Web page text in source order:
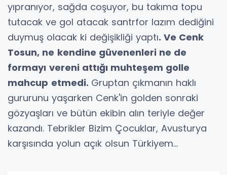
yıpranıyor, sağda coşuyor, bu takıma topu
tutacak ve gol atacak santrfor lazım dediğini
duymuş olacak ki değişikliği yaptı. Ve Cenk
Tosun, ne kendine güvenenleri ne de
formayı vereni attığı muhteşem golle
mahcup etmedi. Gruptan çıkmanın haklı
gururunu yaşarken Cenk'in golden sonraki
gözyaşları ve bütün ekibin alın teriyle değer
kazandı. Tebrikler Bizim Çocuklar, Avusturya
karşısında yolun açık olsun Türkiyem…